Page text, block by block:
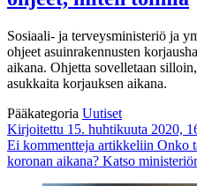
Sosiaali- ja terveysministeriö ja
ohjeet asuinrakennusten
aikana. Ohjetta sovelletaan
asukkaita korjauksen aikana.
Pääkategoria Uutiset
Kirjoitettu 15. huhtikuuta 2020,
Ei kommentteja artikkeliin Onko
koronan aikana? Katso